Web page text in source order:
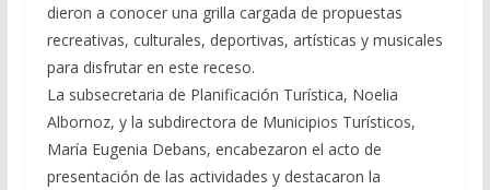
dieron a conocer una grilla cargada de propuestas
recreativas, culturales, deportivas, artísticas y musicales
para disfrutar en este receso.
La subsecretaria de Planificación Turística, Noelia
Albornoz, y la subdirectora de Municipios Turísticos,
María Eugenia Debans, encabezaron el acto de
presentación de las actividades y destacaron la